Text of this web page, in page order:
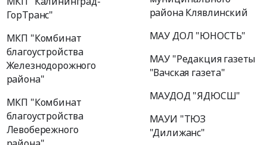
ГорТранс"
МКП "Комбинат
благоустройства
Железнодорожного
района"
МКП "Комбинат
благоустройства
Левобережного
района Клявлинский
МАУ ДОЛ "ЮНОСТЬ"
МАУ "Редакция газеты
"Вачская газета"
МАУДОД "ЯДЮСШ"
МАУИ "ТЮЗ
"Дилижанс"